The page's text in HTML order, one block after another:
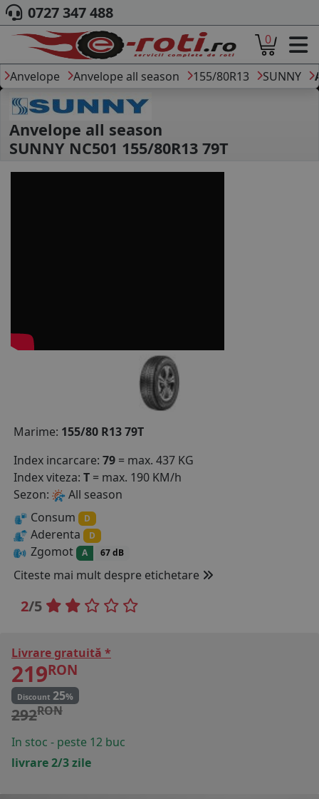
ACASA
DESPRE NOI
ANVELOPE
AUTO
CAMION
MOTO
0727 347 488
0
Anvelope Anvelope all season 155/80R13 SUNNY
Anvelope all season
SUNNY NC501 155/80R13 79T
Marime: 155/80 R13 79T
Index incarcare: 79 = max. 437 KG
Index viteza: T = max. 190 KM/h
Sezon:
All season
Consum
D
Aderenta D
Zgomot A 67 dB
Citeste mai mult despre etichetare
2/5
Livrare gratuită *
219RON
Discount 25%
292RON
In stoc - peste 12 buc
livrare 2/3 zile